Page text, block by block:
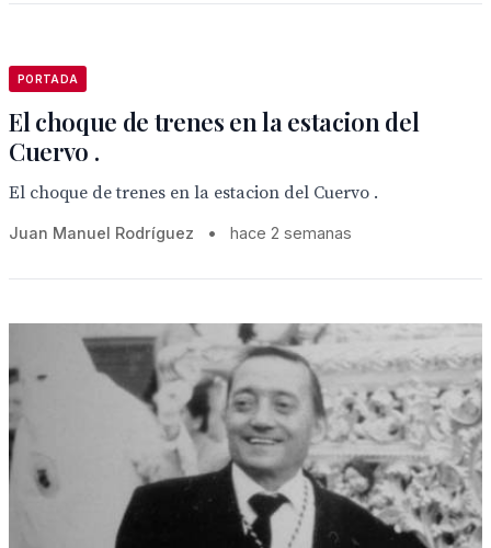
PORTADA
El choque de trenes en la estacion del
Cuervo .
El choque de trenes en la estacion del Cuervo .
Juan Manuel Rodríguez • hace 2 semanas